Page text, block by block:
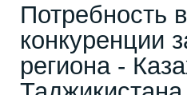
Потребность
конкуренции
региона -